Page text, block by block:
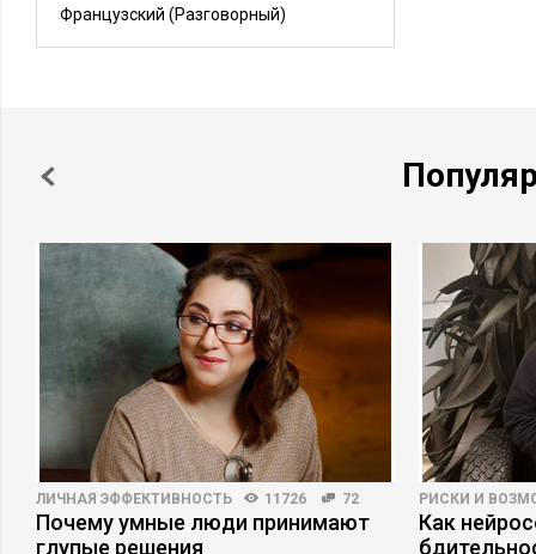
Французский (Разговорный)
ЛИЧНАЯ ЭФФЕКТИВНОСТЬ 11726 72
Почему умные люди принимают
глупые решения
РИСКИ И
Как